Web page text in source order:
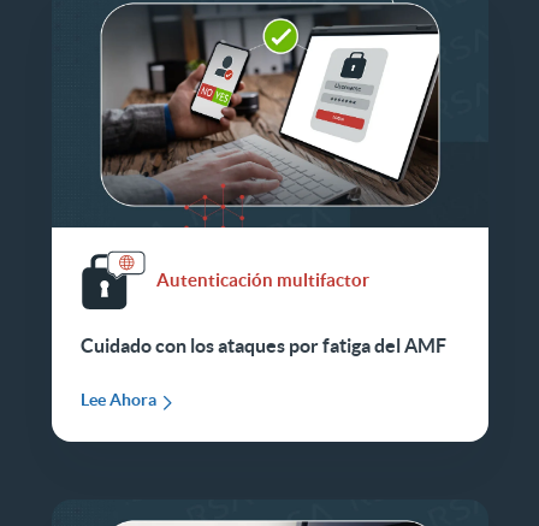
Autenticación multifactor
Cuidado con los ataques por fatiga del AMF
Lee Ahora